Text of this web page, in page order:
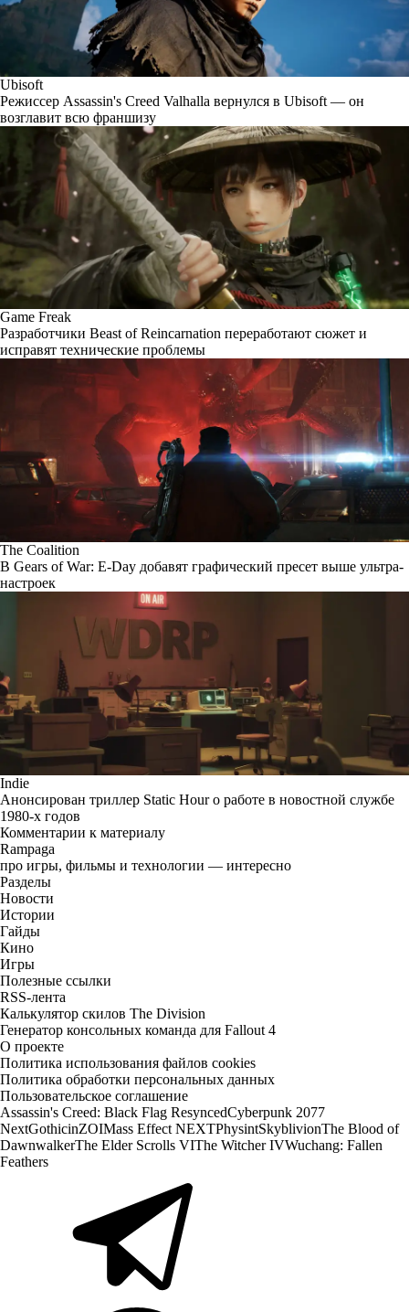
Ubisoft
Режиссер Assassin's Creed Valhalla вернулся в Ubisoft — он
возглавит всю франшизу
Game Freak
Разработчики Beast of Reincarnation переработают сюжет и
исправят технические проблемы
The Coalition
В Gears of War: E-Day добавят графический пресет выше ультра-
настроек
Indie
Анонсирован триллер Static Hour о работе в новостной службе
1980-х годов
Комментарии к материалу
Rampaga
про игры, фильмы и технологии — интересно
Разделы
Новости
Истории
Гайды
Кино
Игры
Полезные ссылки
RSS-лента
Калькулятор скилов The Division
Генератор консольных команда для Fallout 4
О проекте
Политика использования файлов cookies
Политика обработки персональных данных
Пользовательское соглашение
Assassin's Creed: Black Flag ResyncedCyberpunk 2077
NextGothicinZOIMass Effect NEXTPhysintSkyblivionThe Blood of
DawnwalkerThe Elder Scrolls VIThe Witcher IVWuchang: Fallen
Feathers